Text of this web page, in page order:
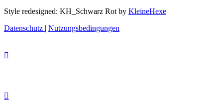
Style redesigned: KH_Schwarz Rot by KleineHexe
Datenschutz | Nutzungsbedingungen